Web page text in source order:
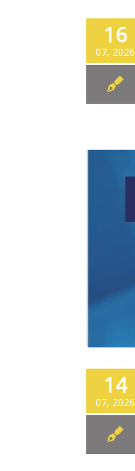
16
07, 2026
14
07, 2026